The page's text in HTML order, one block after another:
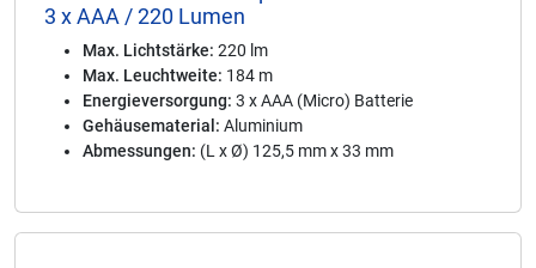
3 x AAA / 220 Lumen
Max. Lichtstärke: 220 lm
Max. Leuchtweite: 184 m
Energieversorgung: 3 x AAA (Micro) Batterie
Gehäusematerial: Aluminium
Abmessungen: (L x Ø) 125,5 mm x 33 mm